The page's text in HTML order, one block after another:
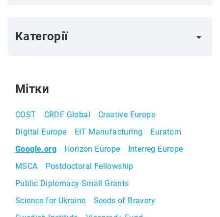
Категорії arrow_right
Мітки
COST CRDF Global
Creative Europe
Digital Europe
EIT Manufacturing
Euratom
Google.org
Horizon Europe
Interreg Europe
MSCA
Postdoctoral Fellowship
Public Diplomacy Small Grants
Science for Ukraine
Seeds of Bravery